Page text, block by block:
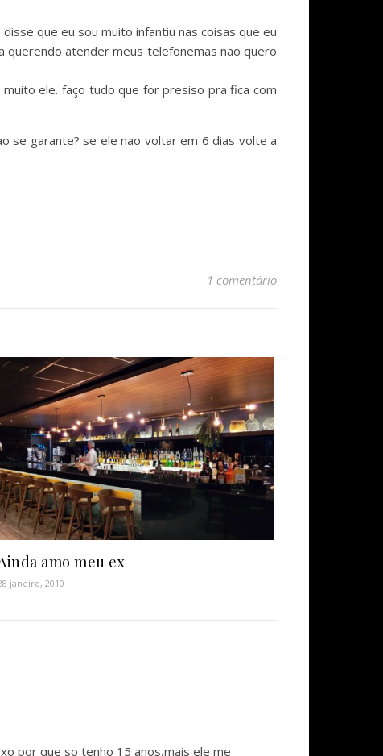
que eu sou muito infantiu nas coisas que eu
querendo atender meus telefonemas nao quero
ele. faço tudo que for presiso pra fica com
se garante? se ele nao voltar em 6 dias volte a
1 comentário
amo meu ex
janeiro, 2010
por que so tenho 15 anos,mais ele me